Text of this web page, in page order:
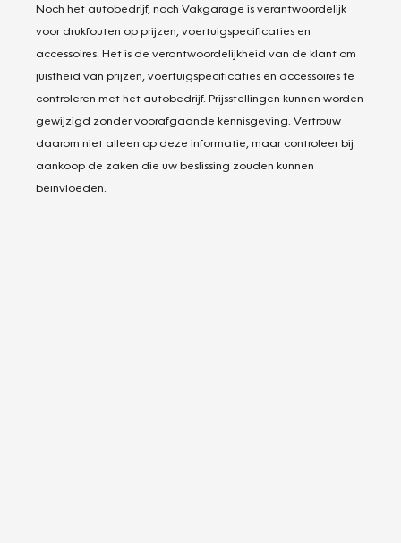
Noch het autobedrijf, noch Vakgarage is verantwoordelijk
voor drukfouten op prijzen, voertuigspecificaties en
accessoires. Het is de verantwoordelijkheid van de klant om
juistheid van prijzen, voertuigspecificaties en accessoires te
controleren met het autobedrijf. Prijsstellingen kunnen worden
gewijzigd zonder voorafgaande kennisgeving. Vertrouw
daarom niet alleen op deze informatie, maar controleer bij
aankoop de zaken die uw beslissing zouden kunnen
beïnvloeden.